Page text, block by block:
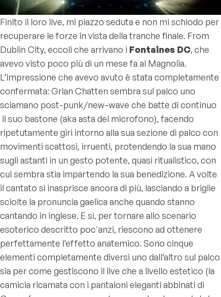
Finito il loro live, mi piazzo seduta e non mi schiodo per
recuperare le forze in vista della tranche finale. From
Dublin City, eccoli che arrivano i Fontaines DC, che
avevo visto poco più di un mese fa al Magnolia.
L’impressione che avevo avuto è stata completamente
confermata: Grian Chatten sembra sul palco uno
sciamano post-punk/new-wave che batte di continuo
il suo bastone (aka asta del microfono), facendo
ripetutamente giri intorno alla sua sezione di palco con
movimenti scattosi, irruenti, protendendo la sua mano
sugli astanti in un gesto potente, quasi ritualistico, con
cui sembra stia impartendo la sua benedizione. A volte
il cantato si inasprisce ancora di più, lasciando a briglie
sciolte la pronuncia gaelica anche quando stanno
cantando in inglese. E sì, per tornare allo scenario
esoterico descritto poc'anzi, riescono ad ottenere
perfettamente l’effetto anatemico. Sono cinque
elementi completamente diversi uno dall’altro sul palco
sia per come gestiscono il live che a livello estetico (la
camicia ricamata con i pantaloni eleganti abbinati di